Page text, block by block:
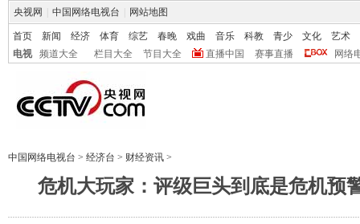
央视网 中国网络电视台 网站地图
首页 新闻 经济 体育 综艺 春晚 戏曲 音乐 科教 青少 文化
艺术
电视
频道大全 栏目大全 节目大全 直播中国 赛事直播 网络
中国网络电视台 > 经济台 > 财经资讯 >
危机大玩家：评级巨头到底是危机预